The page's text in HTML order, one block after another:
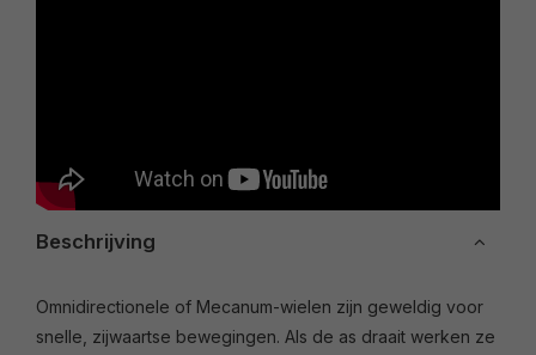
Beschrijving
Omnidirectionele of Mecanum-wielen zijn geweldig voor
snelle, zijwaartse bewegingen. Als de as draait werken ze